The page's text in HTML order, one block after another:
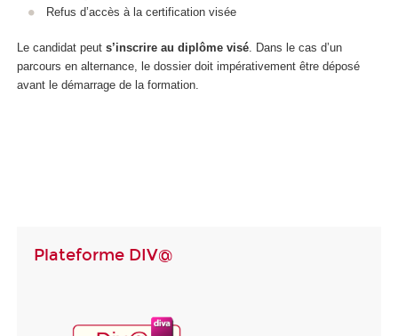
Refus d’accès à la certification visée
Le candidat peut s’inscrire au diplôme visé. Dans le cas d’un
parcours en alternance, le dossier doit impérativement être déposé
avant le démarrage de la formation.
Plateforme DIV@